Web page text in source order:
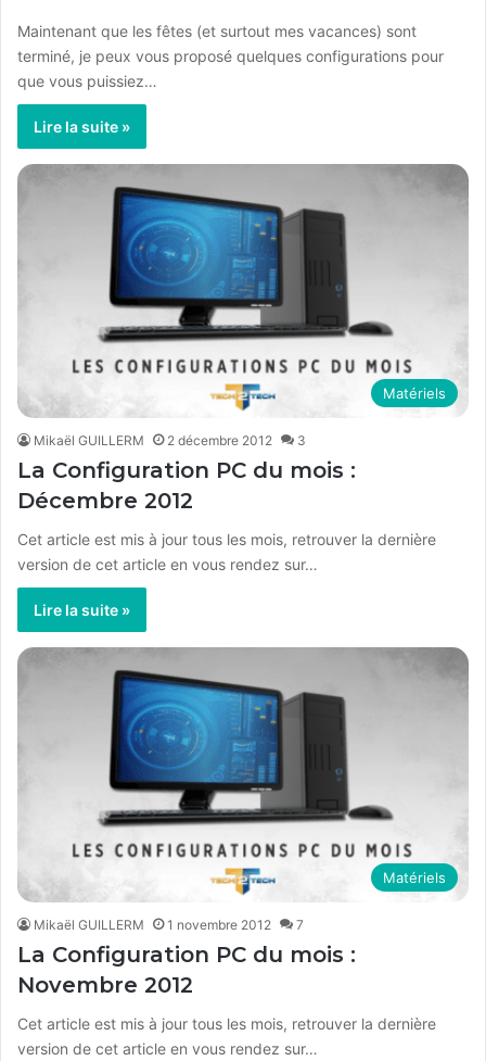
Maintenant que les fêtes (et surtout mes vacances) sont
terminé, je peux vous proposé quelques configurations pour
que vous puissiez…
Lire la suite »
Matériels
Mikaël GUILLERM 2 décembre 2012 3
La Configuration PC du mois :
Décembre 2012
Cet article est mis à jour tous les mois, retrouver la dernière
version de cet article en vous rendez sur…
Lire la suite »
Matériels
Mikaël GUILLERM 1 novembre 2012 7
La Configuration PC du mois :
Novembre 2012
Cet article est mis à jour tous les mois, retrouver la dernière
version de cet article en vous rendez sur…